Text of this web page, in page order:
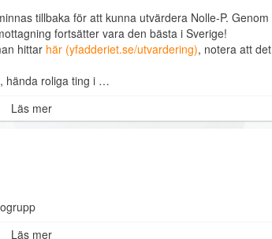
tillbaka för att kunna utvärdera Nolle-P. Genom
fortsätter vara den bästa i Sverige!
hittar här (yfadderiet.se/utvardering), notera att det
hända roliga ting i …
Läs mer
Läs mer